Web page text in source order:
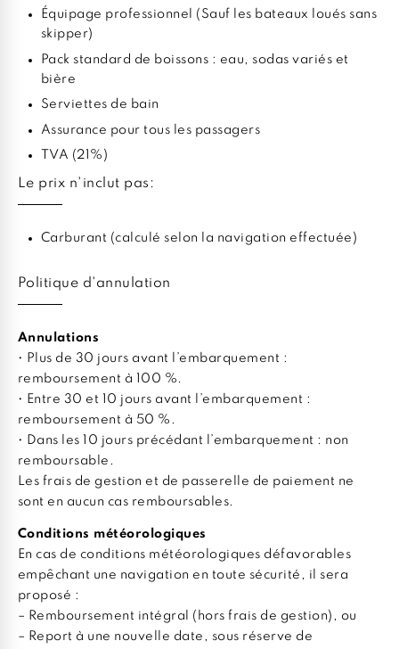
Équipage professionnel (Sauf les bateaux loués sans
skipper)
Pack standard de boissons : eau, sodas variés et
bière
Serviettes de bain
Assurance pour tous les passagers
TVA (21%)
Le prix n'inclut pas:
Carburant (calculé selon la navigation effectuée)
Politique d'annulation
Annulations
• Plus de 30 jours avant l’embarquement :
remboursement à 100 %.
• Entre 30 et 10 jours avant l’embarquement :
remboursement à 50 %.
• Dans les 10 jours précédant l’embarquement : non
remboursable.
Les frais de gestion et de passerelle de paiement ne
sont en aucun cas remboursables.
Conditions météorologiques
En cas de conditions météorologiques défavorables
empêchant une navigation en toute sécurité, il sera
proposé :
– Remboursement intégral (hors frais de gestion), ou
– Report à une nouvelle date, sous réserve de